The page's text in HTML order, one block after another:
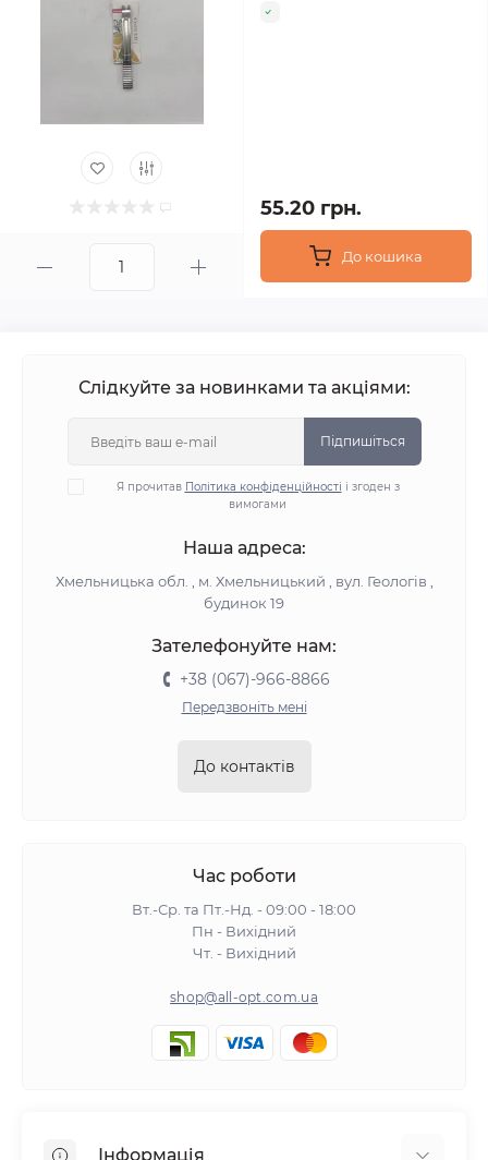
55.20 грн.
До кошика
Слідкуйте за новинками та акціями:
Підпишіться
Я прочитав Політика конфіденційності і згоден з
вимогами
Наша адреса:
Хмельницька обл. , м. Хмельницький , вул. Геологів ,
будинок 19
Зателефонуйте нам:
+38 (067)-966-8866
Передзвоніть мені
До контактів
Час роботи
Вт.-Ср. та Пт.-Нд. - 09:00 - 18:00
Пн - Вихідний
Чт. - Вихідний
shop@all-opt.com.ua
Інформація